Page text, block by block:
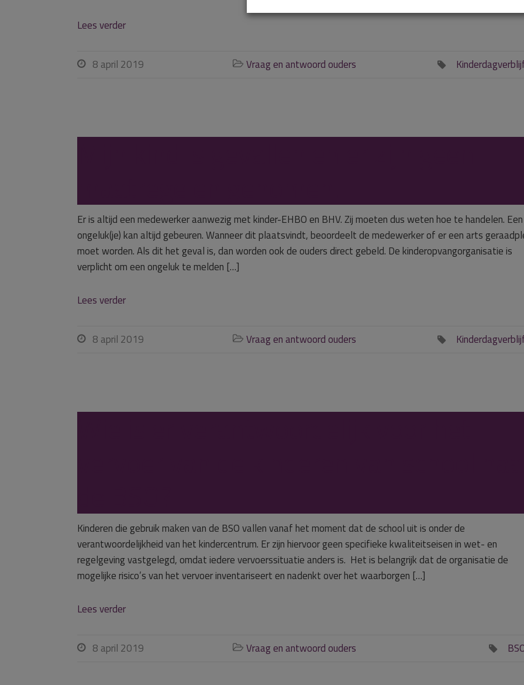
Lees verder
 8 april 2019  Vraag en antwoord ouders 
Er is altijd een medewerker aanwezig met kinder-EHBO en BHV. Zij moeten dus weten hoe te handelen. Een
ongeluk(je) kan altijd gebeuren. Wanneer dit plaatsvindt, beoordeelt de medewerker of er een arts
moet worden. Als dit het geval is, dan worden ook de ouders direct gebeld. De kinderopvangorganisatie is
verplicht om een ongeluk te melden […]
Lees verder
 8 april 2019  Vraag en antwoord ouders 
Kinderen die gebruik maken van de BSO vallen vanaf het moment dat de school uit is onder de
verantwoordelijkheid van het kindercentrum. Er zijn hiervoor geen specifieke kwaliteitseisen in wet- en
regelgeving vastgelegd, omdat iedere vervoerssituatie anders is. Het is belangrijk dat de organisatie de
mogelijke risico’s van het vervoer inventariseert en nadenkt over het waarborgen […]
Lees verder
 8 april 2019  Vraag en antwoord ouders 